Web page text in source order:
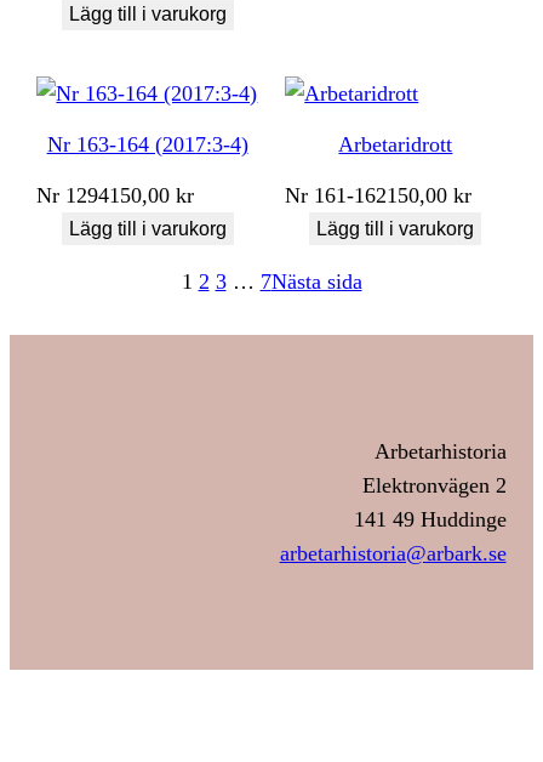
Lägg till i varukorg
Nr 163-164 (2017:3-4)
Nr 1294150,00kr
Lägg till i varukorg
Arbetaridrott
Nr 161-162150,00kr
Lägg till i varukorg
1 2 3 … 7Nästa sida
Arbetarhistoria
Elektronvägen 2
141 49 Huddinge
arbetarhistoria@arbark.se